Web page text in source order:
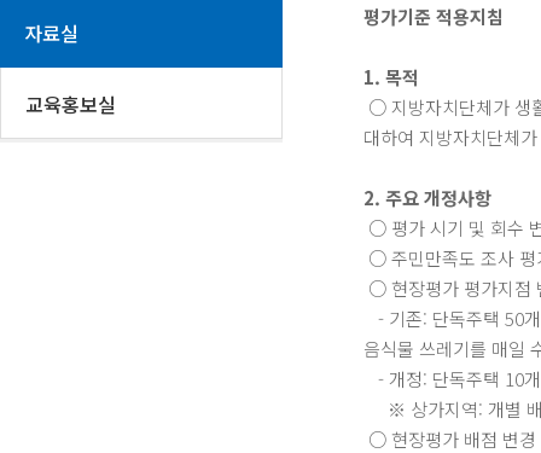
자료실
교육홍보실
평가기준 적용지침
1. 목적
○ 지방자치단체가 생
대하여 지방자치단체
2. 주요 개정사항
○ 평가 시기 및 회수
○ 주민만족도 조사 평
○ 현장평가 평가지점
- 기존: 단독주택 50
음식물 쓰레기를 매일
- 개정: 단독주택 10
※ 상가지역: 개별 배
○ 현장평가 배점 변경